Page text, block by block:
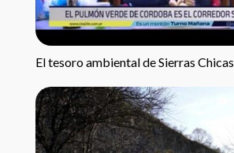
El tesoro ambiental de Sierras Chicas